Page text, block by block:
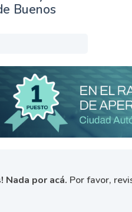
Buenos
Nada por acá. Por favor,